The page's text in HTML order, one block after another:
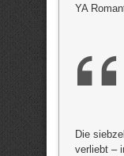
YA
Die
verliebt –